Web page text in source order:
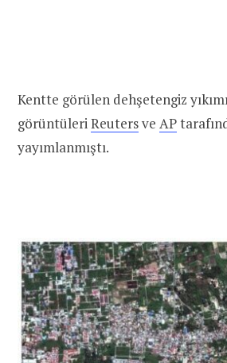
Kentte görülen dehşetengiz
görüntüleri Reutersve AP
yayımlanmıştı.